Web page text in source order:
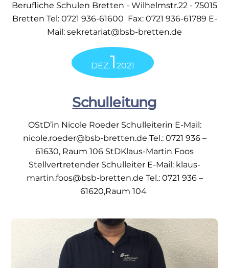
Berufliche Schulen Bretten - Wilhelmstr.22 - 75015
Bretten Tel: 0721 936-61600 Fax: 0721 936-61789 E-
Mail: sekretariat@bsb-bretten.de
DEZ.12021
Schulleitung
OStD’in Nicole Roeder Schulleiterin E-Mail:
nicole.roeder@bsb-bretten.de Tel.: 0721 936 –
61630, Raum 106 StDKlaus-Martin Foos
Stellvertretender Schulleiter E-Mail: klaus-
martin.foos@bsb-bretten.de Tel.: 0721 936 –
61620,Raum 104